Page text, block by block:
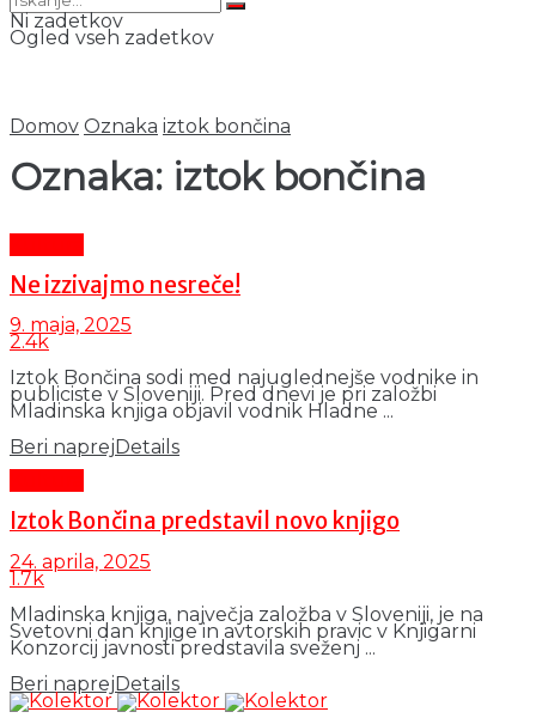
Ni zadetkov
Ogled vseh zadetkov
Domov Oznaka iztok bončina
Oznaka: iztok bončina
Ne izzivajmo nesreče!
9. maja, 2025
2.4k
Iztok Bončina sodi med najuglednejše vodnike in
publiciste v Sloveniji. Pred dnevi je pri založbi
Mladinska knjiga objavil vodnik Hladne ...
Beri naprej Details
Iztok Bončina predstavil novo knjigo
24. aprila, 2025
1.7k
Mladinska knjiga, največja založba v Sloveniji, je na
Svetovni dan knjige in avtorskih pravic v Knjigarni
Konzorcij javnosti predstavila sveženj ...
Beri naprejDetails